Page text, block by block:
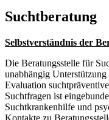
Suchtberatung
Selbstverständnis der
Die Beratungsstelle für
unabhängig
Evaluation
Suchtfragen ist
Suchtkrankenhilfe und
Kontakte zu